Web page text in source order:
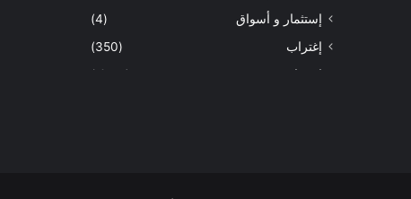
إستثمار و أسواق
(4)
إغتراب
(350)
إقتصاد
(1٬041)